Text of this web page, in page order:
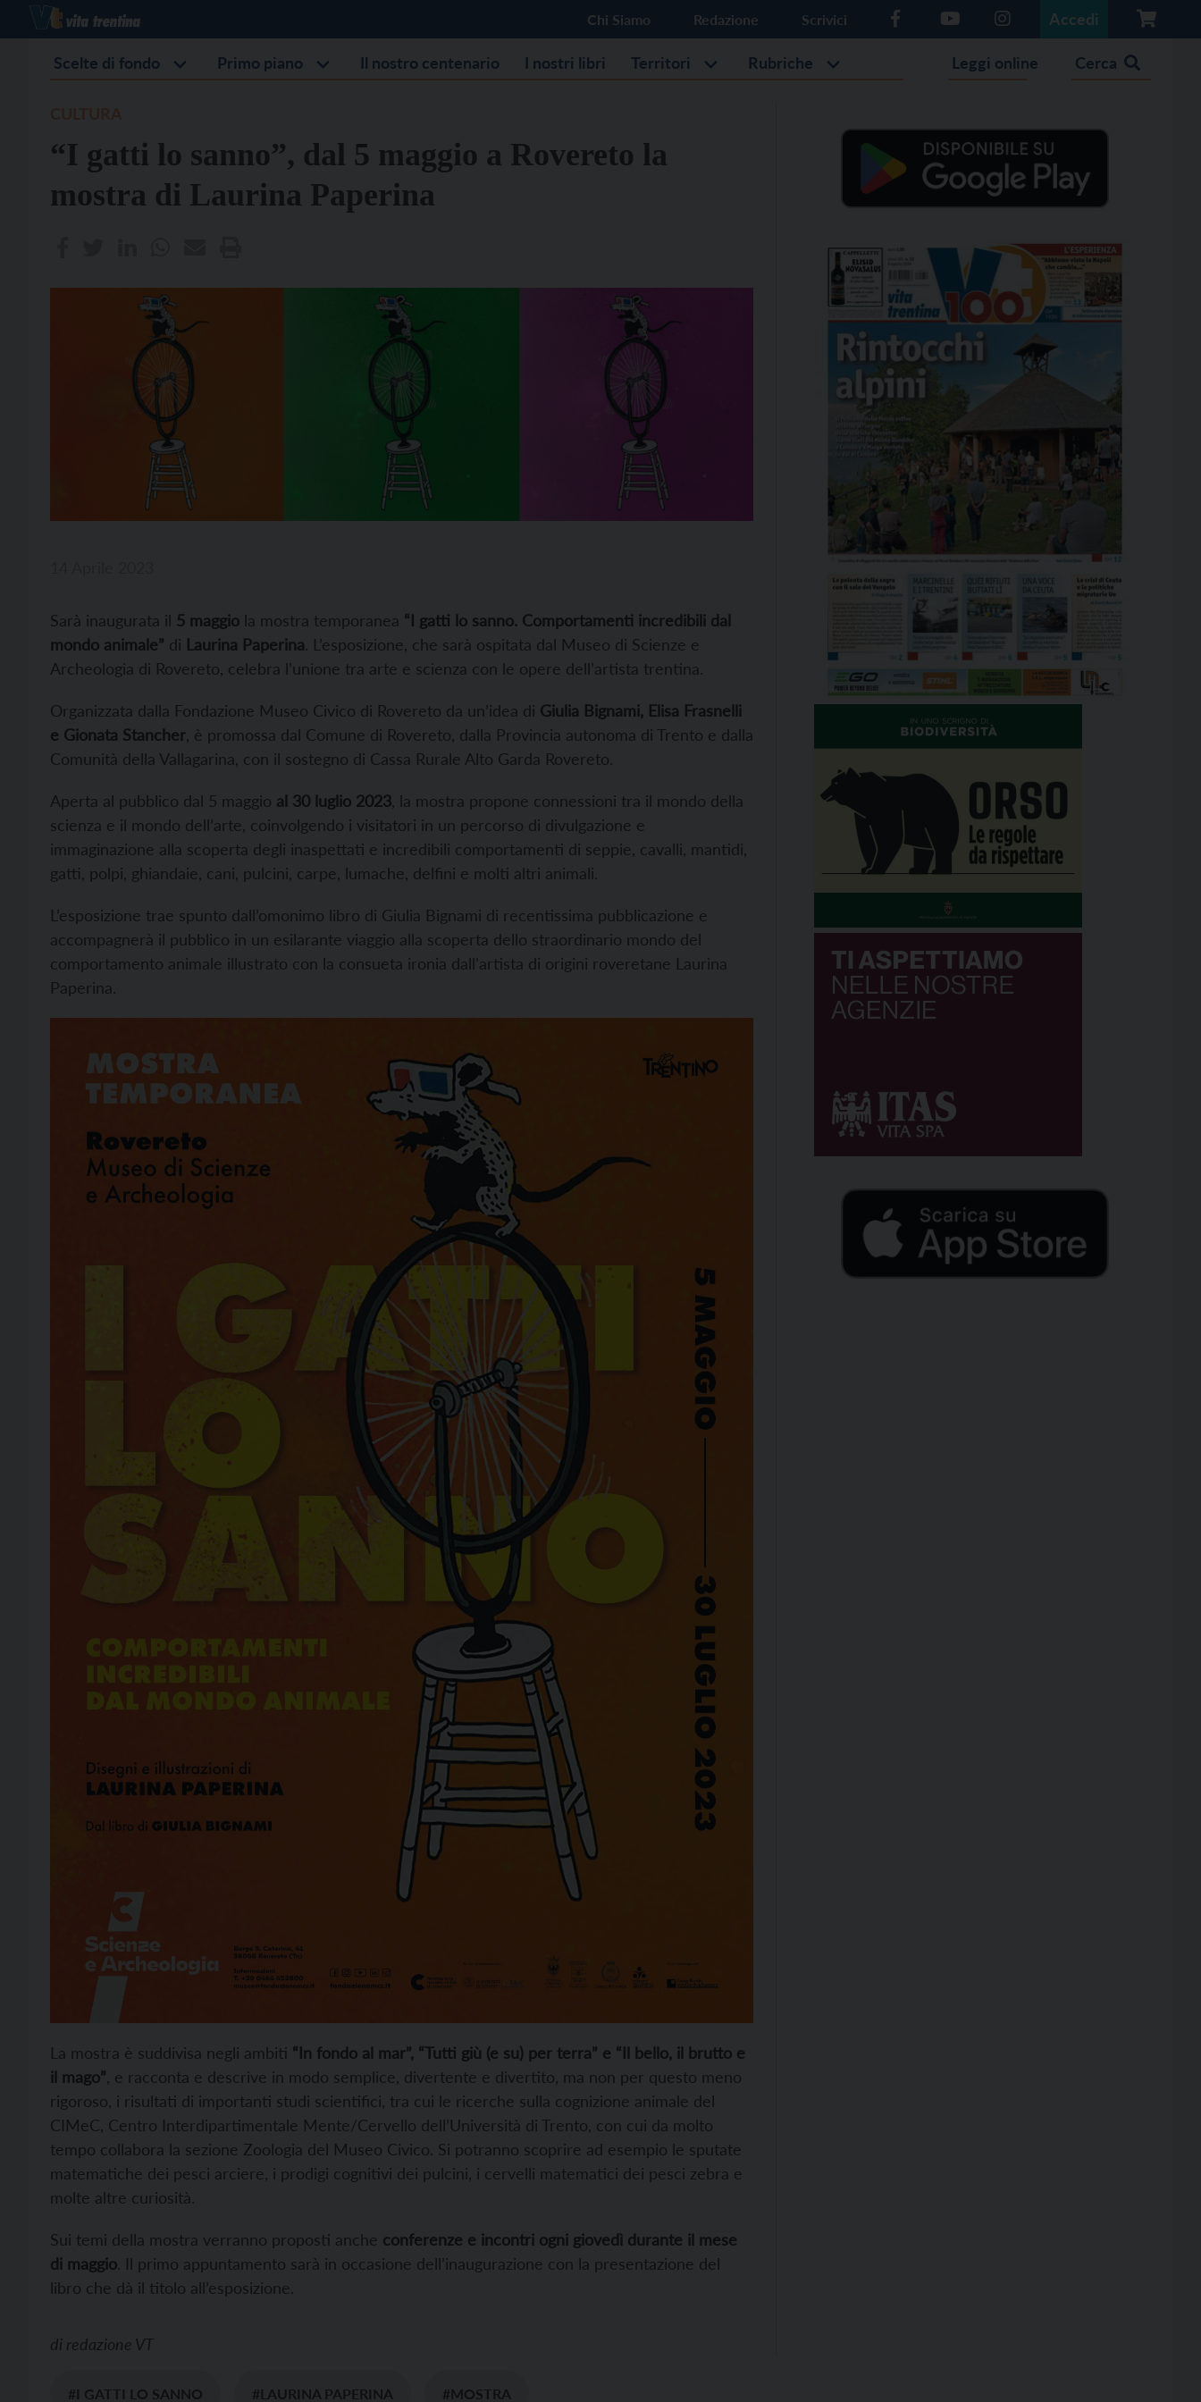
Chi Siamo Redazione Scrivici Accedi
Scelte di fondo Primo piano Il nostro centenario I nostri libri Territori Rubriche Leggi online Cerca
“I gatti lo sanno”, dal 5 maggio a Rovereto la
mostra di Laurina Paperina
Sarà inaugurata il 5 maggio la mostra temporanea “I gatti lo sanno. Comportamenti incredibili dal
mondo animale” di Laurina Paperina. L’esposizione, che sarà ospitata dal Museo di Scienze e
Archeologia di Rovereto, celebra l’unione tra arte e scienza con le opere dell’artista trentina.
Organizzata dalla Fondazione Museo Civico di Rovereto da un’idea di Giulia Bignami, Elisa Frasnelli
e Gionata Stancher, è promossa dal Comune di Rovereto, dalla Provincia autonoma di Trento e dalla
Comunità della Vallagarina, con il sostegno di Cassa Rurale Alto Garda Rovereto.
Aperta al pubblico dal 5 maggio al 30 luglio 2023, la mostra propone connessioni tra il mondo della
scienza e il mondo dell’arte, coinvolgendo i visitatori in un percorso di divulgazione e
immaginazione alla scoperta degli inaspettati e incredibili comportamenti di seppie, cavalli, mantidi,
gatti, polpi, ghiandaie, cani, pulcini, carpe, lumache, delfini e molti altri animali.
L’esposizione trae spunto dall’omonimo libro di Giulia Bignami di recentissima pubblicazione e
accompagnerà il pubblico in un esilarante viaggio alla scoperta dello straordinario mondo del
comportamento animale illustrato con la consueta ironia dall’artista di origini roveretane Laurina
Paperina.
La mostra è suddivisa negli ambiti “In fondo al mar”, “Tutti giù (e su) per terra” e “Il bello, il brutto e
il mago” , e racconta e descrive in modo semplice, divertente e divertito, ma non per questo meno
rigoroso, i risultati di importanti studi scientifici, tra cui le ricerche sulla cognizione animale del
CIMeC, Centro Interdipartimentale Mente/Cervello dell’Università di Trento, con cui da molto
tempo collabora la sezione Zoologia del Museo Civico. Si potranno scoprire ad esempio le sputate
matematiche dei pesci arciere, i prodigi cognitivi dei pulcini, i cervelli matematici dei pesci zebra e
molte altre curiosità.
Sui temi della mostra verranno proposti anche conferenze e incontri ogni giovedì durante il mese
di maggio. Il primo appuntamento sarà in occasione dell’inaugurazione con la presentazione del
libro che dà il titolo all’esposizione.
di redazione VT
#I GATTI LO SANNO #LAURINA PAPERINA #MOSTRA